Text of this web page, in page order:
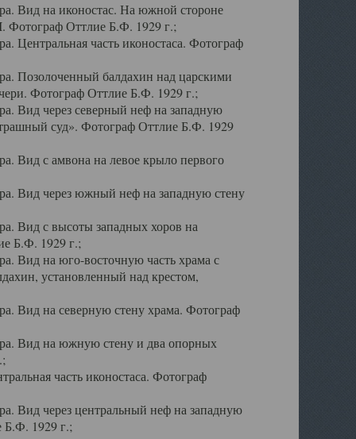
Вид на иконостас. На южной стороне
Фотограф Оттлие Б.Ф. 1929 г.;
часть иконостаса. Фотограф
Позолоченный балдахин над царскими
Фотограф Оттлие Б.Ф. 1929 г.;
Вид через северный неф на западную
суд». Фотограф Оттлие Б.Ф. 1929
Вид с амвона на левое крыло первого
Вид через южный неф на западную стену
Вид с высоты западных хоров на
Б.Ф. 1929 г.;
Вид на юго-восточную часть храма с
установленный над крестом,
Вид на северную стену храма. Фотограф
Вид на южную стену и два опорных
часть иконостаса. Фотограф
Вид через центральный неф на западную
Б.Ф. 1929 г.;